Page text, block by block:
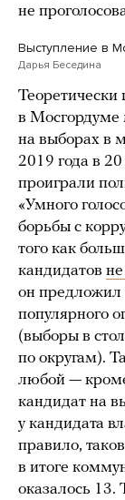
не
Выступление в
Дарья Беседина
Теоретически
в Мосгордуме
на выборах в
2019 года в
проиграли
«Умного
борьбы с
того как
кандидатов
он предложил
популярного
(выборы в
по округам).
любой —
кандидат на
у кандидата
правило,
в итоге
оказалось 13.